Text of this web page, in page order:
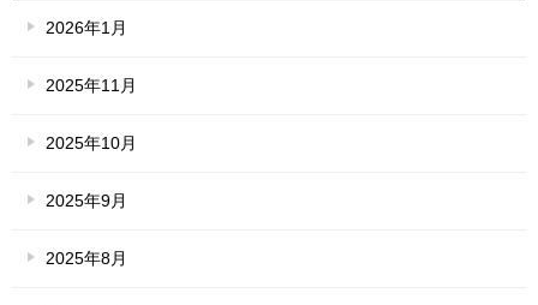
2026年1月
2025年11月
2025年10月
2025年9月
2025年8月